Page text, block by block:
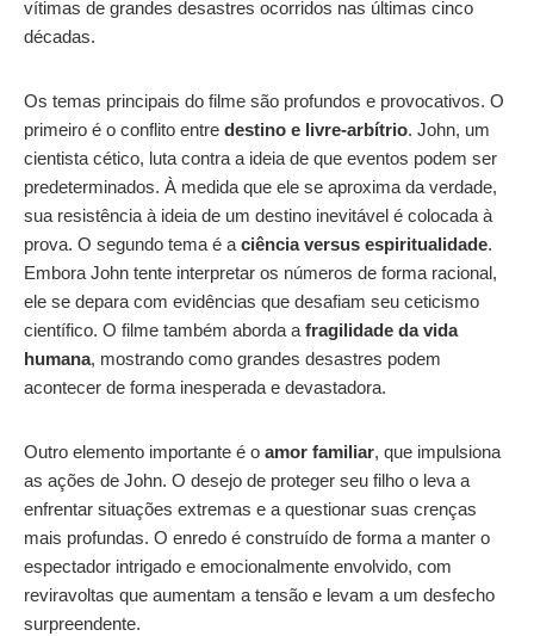
vítimas de grandes desastres ocorridos nas últimas cinco
décadas.
Os temas principais do filme são profundos e provocativos. O
primeiro é o conflito entre destino e livre-arbítrio. John, um
cientista cético, luta contra a ideia de que eventos podem ser
predeterminados. À medida que ele se aproxima da verdade,
sua resistência à ideia de um destino inevitável é colocada à
prova. O segundo tema é a ciência versus espiritualidade.
Embora John tente interpretar os números de forma racional,
ele se depara com evidências que desafiam seu ceticismo
científico. O filme também aborda a fragilidade da vida
humana, mostrando como grandes desastres podem
acontecer de forma inesperada e devastadora.
Outro elemento importante é o amor familiar, que impulsiona
as ações de John. O desejo de proteger seu filho o leva a
enfrentar situações extremas e a questionar suas crenças
mais profundas. O enredo é construído de forma a manter o
espectador intrigado e emocionalmente envolvido, com
reviravoltas que aumentam a tensão e levam a um desfecho
surpreendente.